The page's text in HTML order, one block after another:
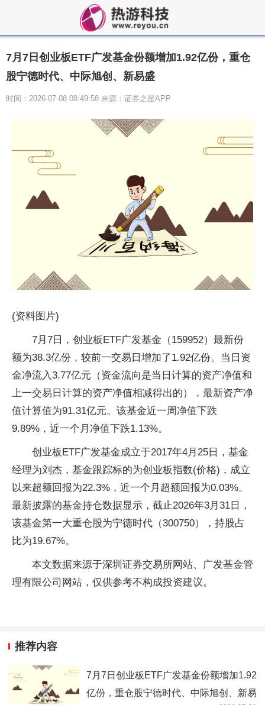
7月7日创业板ETF广发基金份额增加1.92亿份，重仓
股宁德时代、中际旭创、新易盛
时间：2026-07-08 08:49:58 来源：证券之星APP
(资料图片)
7月7日，创业板ETF广发基金（159952）最新份
额为38.3亿份，较前一交易日增加了1.92亿份。当日资
金净流入3.77亿元（资金流向是当日计算的资产净值和
上一交易日计算的资产净值相减得出的），最新资产净
值计算值为91.31亿元。该基金近一周净值下跌
9.89%，近一个月净值下跌1.13%。
创业板ETF广发基金成立于2017年4月25日，基金
经理为刘杰，基金跟踪标的为创业板指数(价格)，成立
以来超额回报为22.3%，近一个月超额回报为0.03%。
最新披露的基金持仓数据显示，截止2026年3月31日，
该基金第一大重仓股为宁德时代（300750），持股占
比为19.67%。
本文数据来源于深圳证券交易所网站、广发基金管
理有限公司网站，仅供参考不构成投资建议。
推荐内容
7月7日创业板ETF广发基金份额增加1.92
亿份，重仓股宁德时代、中际旭创、新易